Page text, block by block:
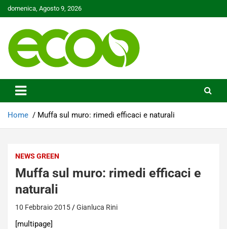
Skip
to
domenica, Agosto 9, 2026
Ecoo.it
Home Muffa sul muro: rimedi efficaci e naturali
NEWS GREEN
Muffa sul muro: rimedi efficaci e
naturali
10 Febbraio 2015 Gianluca Rini
[multipage]